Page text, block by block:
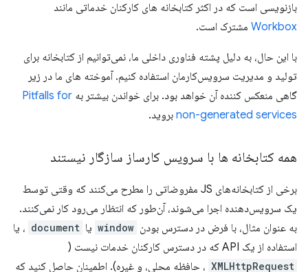
بازنویسی است که در اکثر کتابخانه های کارکنان خدماتی مانند
Workbox مشترک است.
با این حال، به دلیل پشته فناوری داخلی ما، نمی‌توانیم از کتابخانه برای
تولید و مدیریت سرویس‌کارمان استفاده کنیم. آموخته های ما در زیر
گاهی منعکس کننده آن خواهد بود. برای خواندن بیشتر به Pitfalls for
non-generated services بروید.
همه کتابخانه ها با سرویس کارساز سازگار نیستند
برخی از کتابخانه‌های JS مفروضاتی را مطرح می‌کنند که وقتی توسط
یک سرویس‌دهنده اجرا می‌شوند، آن‌طور که انتظار می‌رود کار نمی‌کنند.
به عنوان مثال، با فرض در دسترس بودن window یا document ، یا
استفاده از یک API که در دسترس کارکنان خدمات نیست (
XMLHttpRequest ، حافظه محلی، و غیره). اطمینان حاصل کنید که